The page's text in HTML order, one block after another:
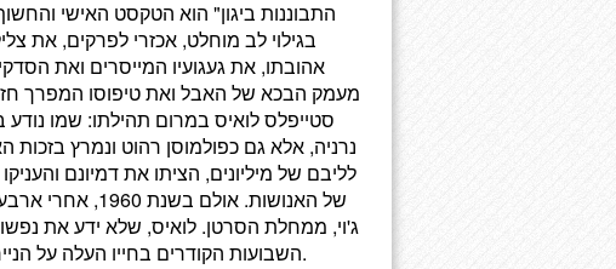
בגילוי לב מוחלט, אכזרי לפרקים, את
אהובתו, את געגועיו המייסרים ואת
מעמק הבכא של האבל ואת טיפוסו המפרך
סטייפלס לואיס במרום תהילתו: שמו
נרניה, אלא גם כפולמוסן רהוט ונמרץ בזכות
לליבם של מיליונים, הציתו את דמיונם
של האנושות.
ג'וי, ממחלת הסרטן. לואיס, שלא ידע את
השבועות הקודרים בחייו העלה על הנייר, בארבע מחברות, מחשבות שהתרוצצו בראשו.